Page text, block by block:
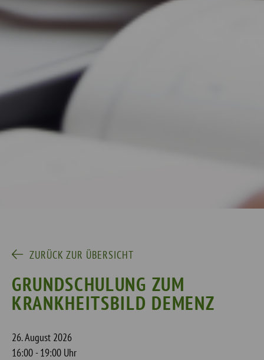
ZURÜCK ZUR ÜBERSICHT
GRUNDSCHULUNG ZUM
KRANKHEITSBILD DEMENZ
26. August 2026
16:00 - 19:00 Uhr